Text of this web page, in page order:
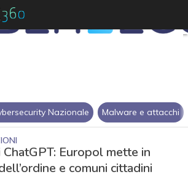
Nazionale Malware e attacchi
ChatGPT: Europol mette in
e comuni cittadini